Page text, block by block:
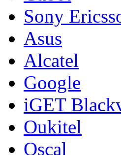
Sony
Asus
Alcatel
Google
iGET
Oukitel
Oscal